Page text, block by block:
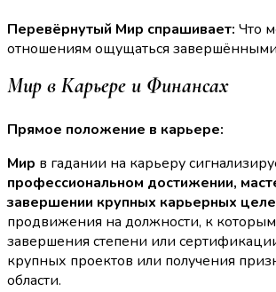
Перевёрнутый Мир спрашивает: Что
отношениям ощущаться
Мир в Карьере и Финансах
Прямое положение в карьере:
Мир в гадании на карьеру
профессиональном достижении,
завершении крупных карьерных
продвижения на должности, к
завершения степени или
крупных проектов или получения
области.